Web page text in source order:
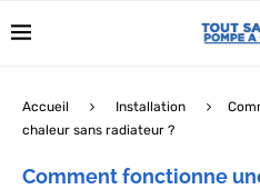
Accueil Installation
chaleur sans radiateur ?
Comment fonctionne